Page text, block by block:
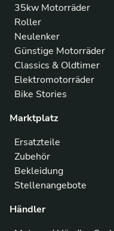
35kw Motorräder
Roller
Neulenker
Günstige Motorräder
Classics & Oldtimer
Elektromotorräder
Bike Stories
Marktplatz
Ersatzteile
Zubehör
Bekleidung
Stellenangebote
Händler